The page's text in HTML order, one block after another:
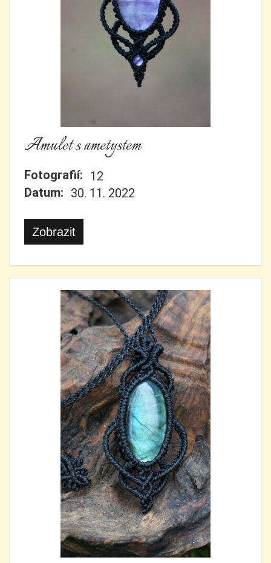
Amulet s ametystem
Fotografií: 12
Datum: 30. 11. 2022
Zobrazit